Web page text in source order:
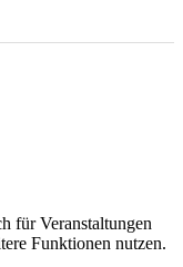
für Veranstaltungen
Funktionen nutzen.